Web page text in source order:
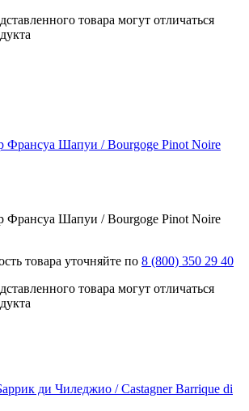
товара могут отличаться
Франсуа Шапуи / Bourgoge Pinot Noire
Франсуа Шапуи / Bourgoge Pinot Noire
товара уточняйте по 8 (800) 350 29 40
товара могут отличаться
ди Чиледжио / Castagner Barrique di